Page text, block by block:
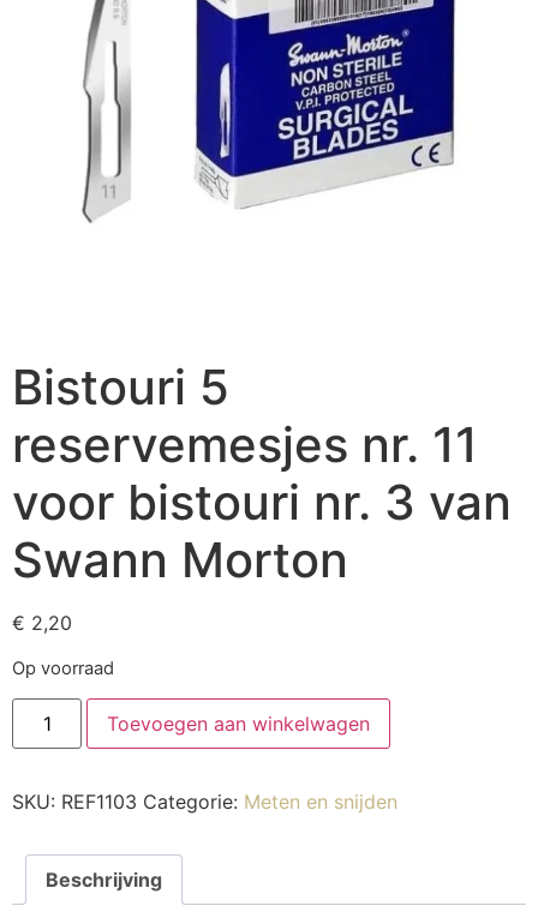
Bistouri 5
reservemesjes nr. 11
voor bistouri nr. 3 van
Swann Morton
€ 2,20
Op voorraad
Toevoegen aan winkelwagen
SKU: REF1103 Categorie: Meten en snijden
Beschrijving